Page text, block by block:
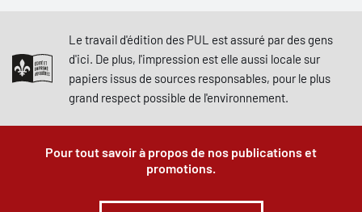
Le travail d'édition des PUL est assuré par des gens
d'ici. De plus, l'impression est elle aussi locale sur
papiers issus de sources responsables, pour le plus
grand respect possible de l'environnement.
Pour tout savoir à propos de nos publications et
promotions.